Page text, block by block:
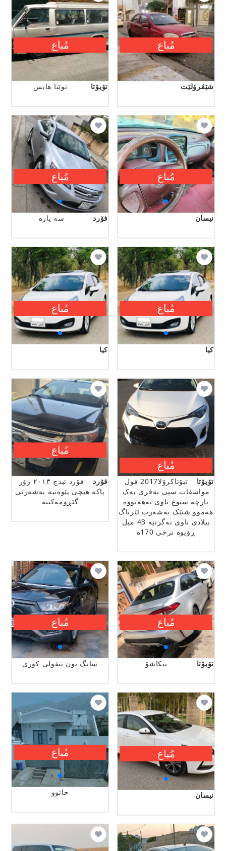
شێڤرۆلێت
مُباع
تۆیۆتا توێتا ھایس
مُباع
نیسان
مُباع
فۆرد سه ياره
مُباع
کیا
مُباع
کیا
مُباع
تۆیۆتا
تیۆتاکرۆلا2017 فول
مواسفات سپی بەفری یەک
پارچە سبوغ ناوی نەهەتووە
هەموو شتێک بەشەرت ئێرباگ
بیلادی ناوی نەگرتیە 43 میل
ڕۆیوە نرخی 170ە
مُباع
فۆرد
فۆرد ئیدچ ٢٠١٣ زۆر
پاکە هیچی پێوەنیە بەشەرتی
گێڕومەکینە
مُباع
تۆیۆتا بیکاشۆ
مُباع
سانگ یون تیفولی کوری
مُباع
نیسان
مُباع
خانوو
مُباع